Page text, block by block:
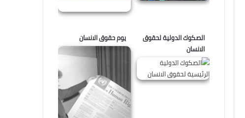
الصكوك الدولية لحقوق
الانسان
يوم حقوق الانسان